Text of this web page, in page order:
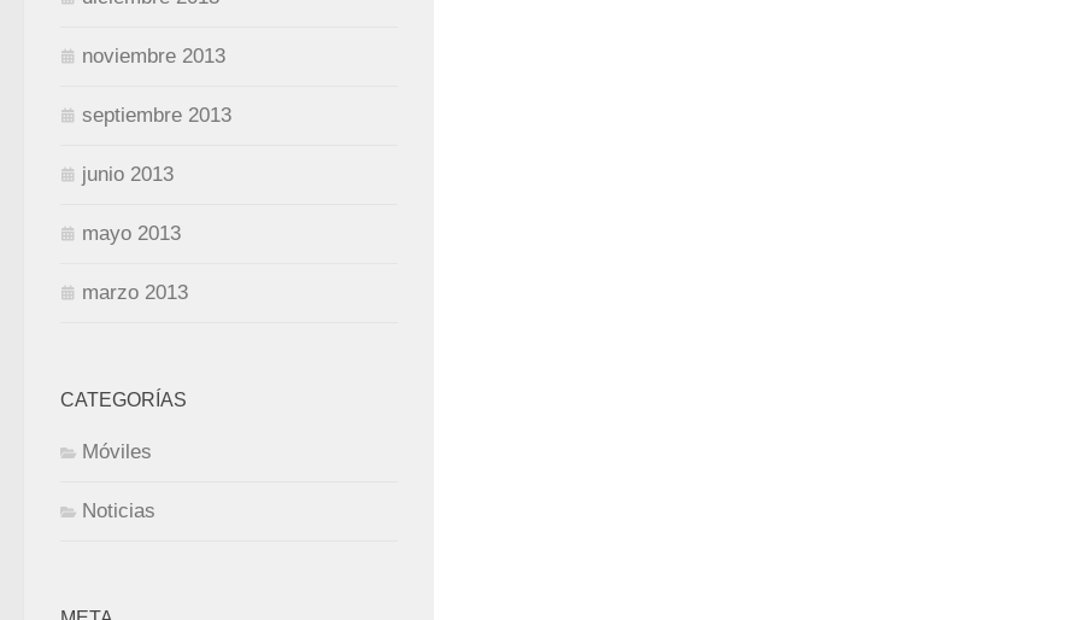
noviembre 2013
septiembre 2013
junio 2013
mayo 2013
marzo 2013
CATEGORÍAS
Móviles
Noticias